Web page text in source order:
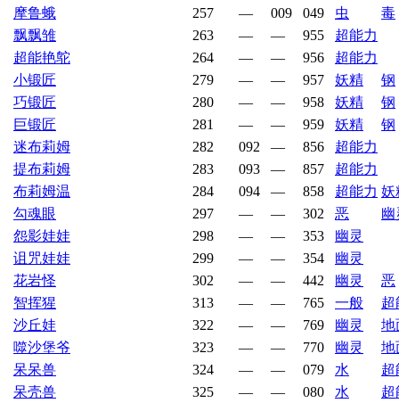
摩鲁蛾
257 — 009 049 虫
毒
飘飘雏
263 — — 955
超能力
超能艳鸵
264 — — 956
超能力
小锻匠
279 — — 957 妖精
钢
巧锻匠
280 — — 958 妖精
钢
巨锻匠
281 — — 959 妖精
钢
迷布莉姆
282 092 — 856
超能力
提布莉姆
283 093 — 857
超能力
布莉姆温
284 094 — 858 超能力 妖
勾魂眼
297 — — 302 恶
幽
怨影娃娃
298 — — 353
幽灵
诅咒娃娃
299 — — 354
幽灵
花岩怪
302 — — 442 幽灵
恶
智挥猩
313 — — 765 一般
超
沙丘娃
322 — — 769 幽灵
地
噬沙堡爷
323 — — 770 幽灵
地
呆呆兽
324 — — 079 水
超
呆壳兽
325 — — 080 水 超